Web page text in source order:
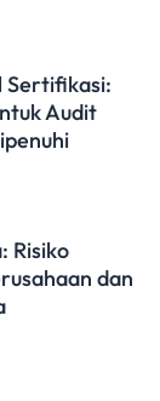
Sertifikasi:
Audit
Risiko
dan